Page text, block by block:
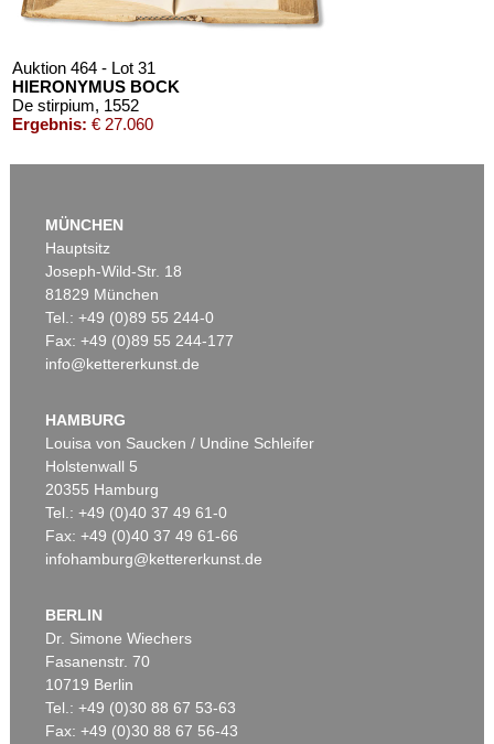
Auktion 464 - Lot 31
HIERONYMUS BOCK
De stirpium, 1552
Ergebnis: € 27.060
Auktion 542 - Lot 29
Ergebnis:€ 18.750
Auktion 328 - Lot 296
H. BOCK
Kreütterbuch. 1595, 1595
Ergebnis:€ 4.320
MÜNCHEN
Hauptsitz
Joseph-Wild-Str. 18
81829 München
Tel.: +49 (0)89 55 244-0
Fax: +49 (0)89 55 244-177
info@kettererkunst.de
HAMBURG
Louisa von Saucken / Undine Schleifer
Holstenwall 5
20355 Hamburg
Tel.: +49 (0)40 37 49 61-0
Fax: +49 (0)40 37 49 61-66
infohamburg@kettererkunst.de
BERLIN
Dr. Simone Wiechers
Fasanenstr. 70
10719 Berlin
Tel.: +49 (0)30 88 67 53-63
Fax: +49 (0)30 88 67 56-43